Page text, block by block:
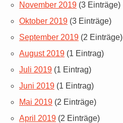
November 2019 (3 Einträge)
Oktober 2019 (3 Einträge)
September 2019 (2 Einträge)
August 2019 (1 Eintrag)
Juli 2019 (1 Eintrag)
Juni 2019 (1 Eintrag)
Mai 2019 (2 Einträge)
April 2019 (2 Einträge)